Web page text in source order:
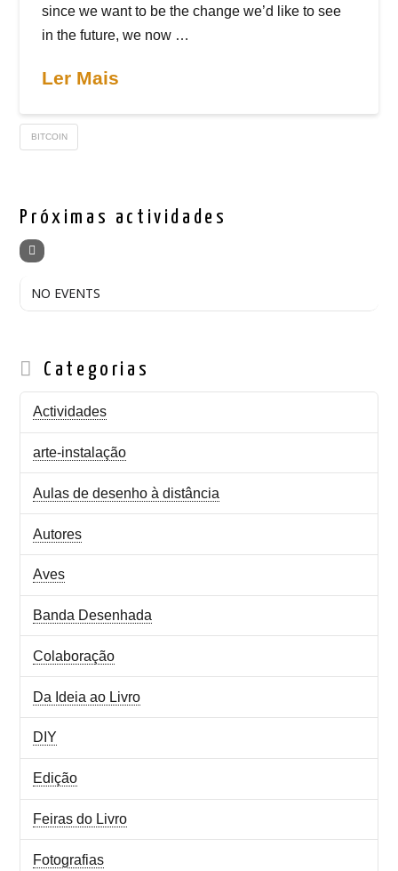
since we want to be the change we’d like to see
in the future, we now …
Ler Mais
BITCOIN
Próximas actividades
NO EVENTS
Categorias
Actividades
arte-instalação
Aulas de desenho à distância
Autores
Aves
Banda Desenhada
Colaboração
Da Ideia ao Livro
DIY
Edição
Feiras do Livro
Fotografias